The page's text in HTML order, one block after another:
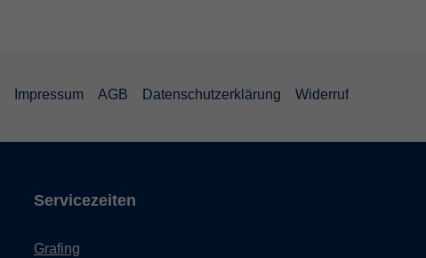
Impressum AGB Datenschutzerklärung Widerruf
Servicezeiten
Grafing